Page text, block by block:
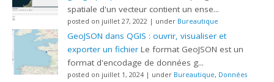
spatiale d'un vecteur contient un ense...
posted on juillet 27, 2022 | under Bureautique
GeoJSON dans QGIS : ouvrir, visualiser et
exporter un fichier Le format GeoJSON est un
format d'encodage de données g...
posted on juillet 1, 2024 | under Bureautique, Données